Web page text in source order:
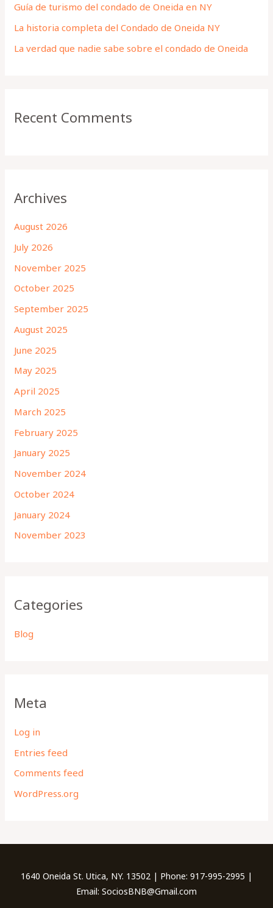
r
:
Guía de turismo del condado de Oneida en NY
La historia completa del Condado de Oneida NY
La verdad que nadie sabe sobre el condado de Oneida
Recent Comments
Archives
August 2026
July 2026
November 2025
October 2025
September 2025
August 2025
June 2025
May 2025
April 2025
March 2025
February 2025
January 2025
November 2024
October 2024
January 2024
November 2023
Categories
Blog
Meta
Log in
Entries feed
Comments feed
WordPress.org
1640 Oneida St. Utica, NY. 13502 | Phone: 917-995-2995 |
Email: SociosBNB@Gmail.com